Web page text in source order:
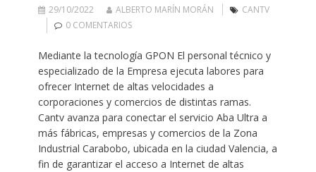
29/10/2022 ALBERTO MARÍN MORÁN
CANTV
0 COMENTARIOS
Mediante la tecnología GPON El personal técnico y
especializado de la Empresa ejecuta labores para
ofrecer Internet de altas velocidades a
corporaciones y comercios de distintas ramas.
Cantv avanza para conectar el servicio Aba Ultra a
más fábricas, empresas y comercios de la Zona
Industrial Carabobo, ubicada en la ciudad Valencia, a
fin de garantizar el acceso a Internet de altas